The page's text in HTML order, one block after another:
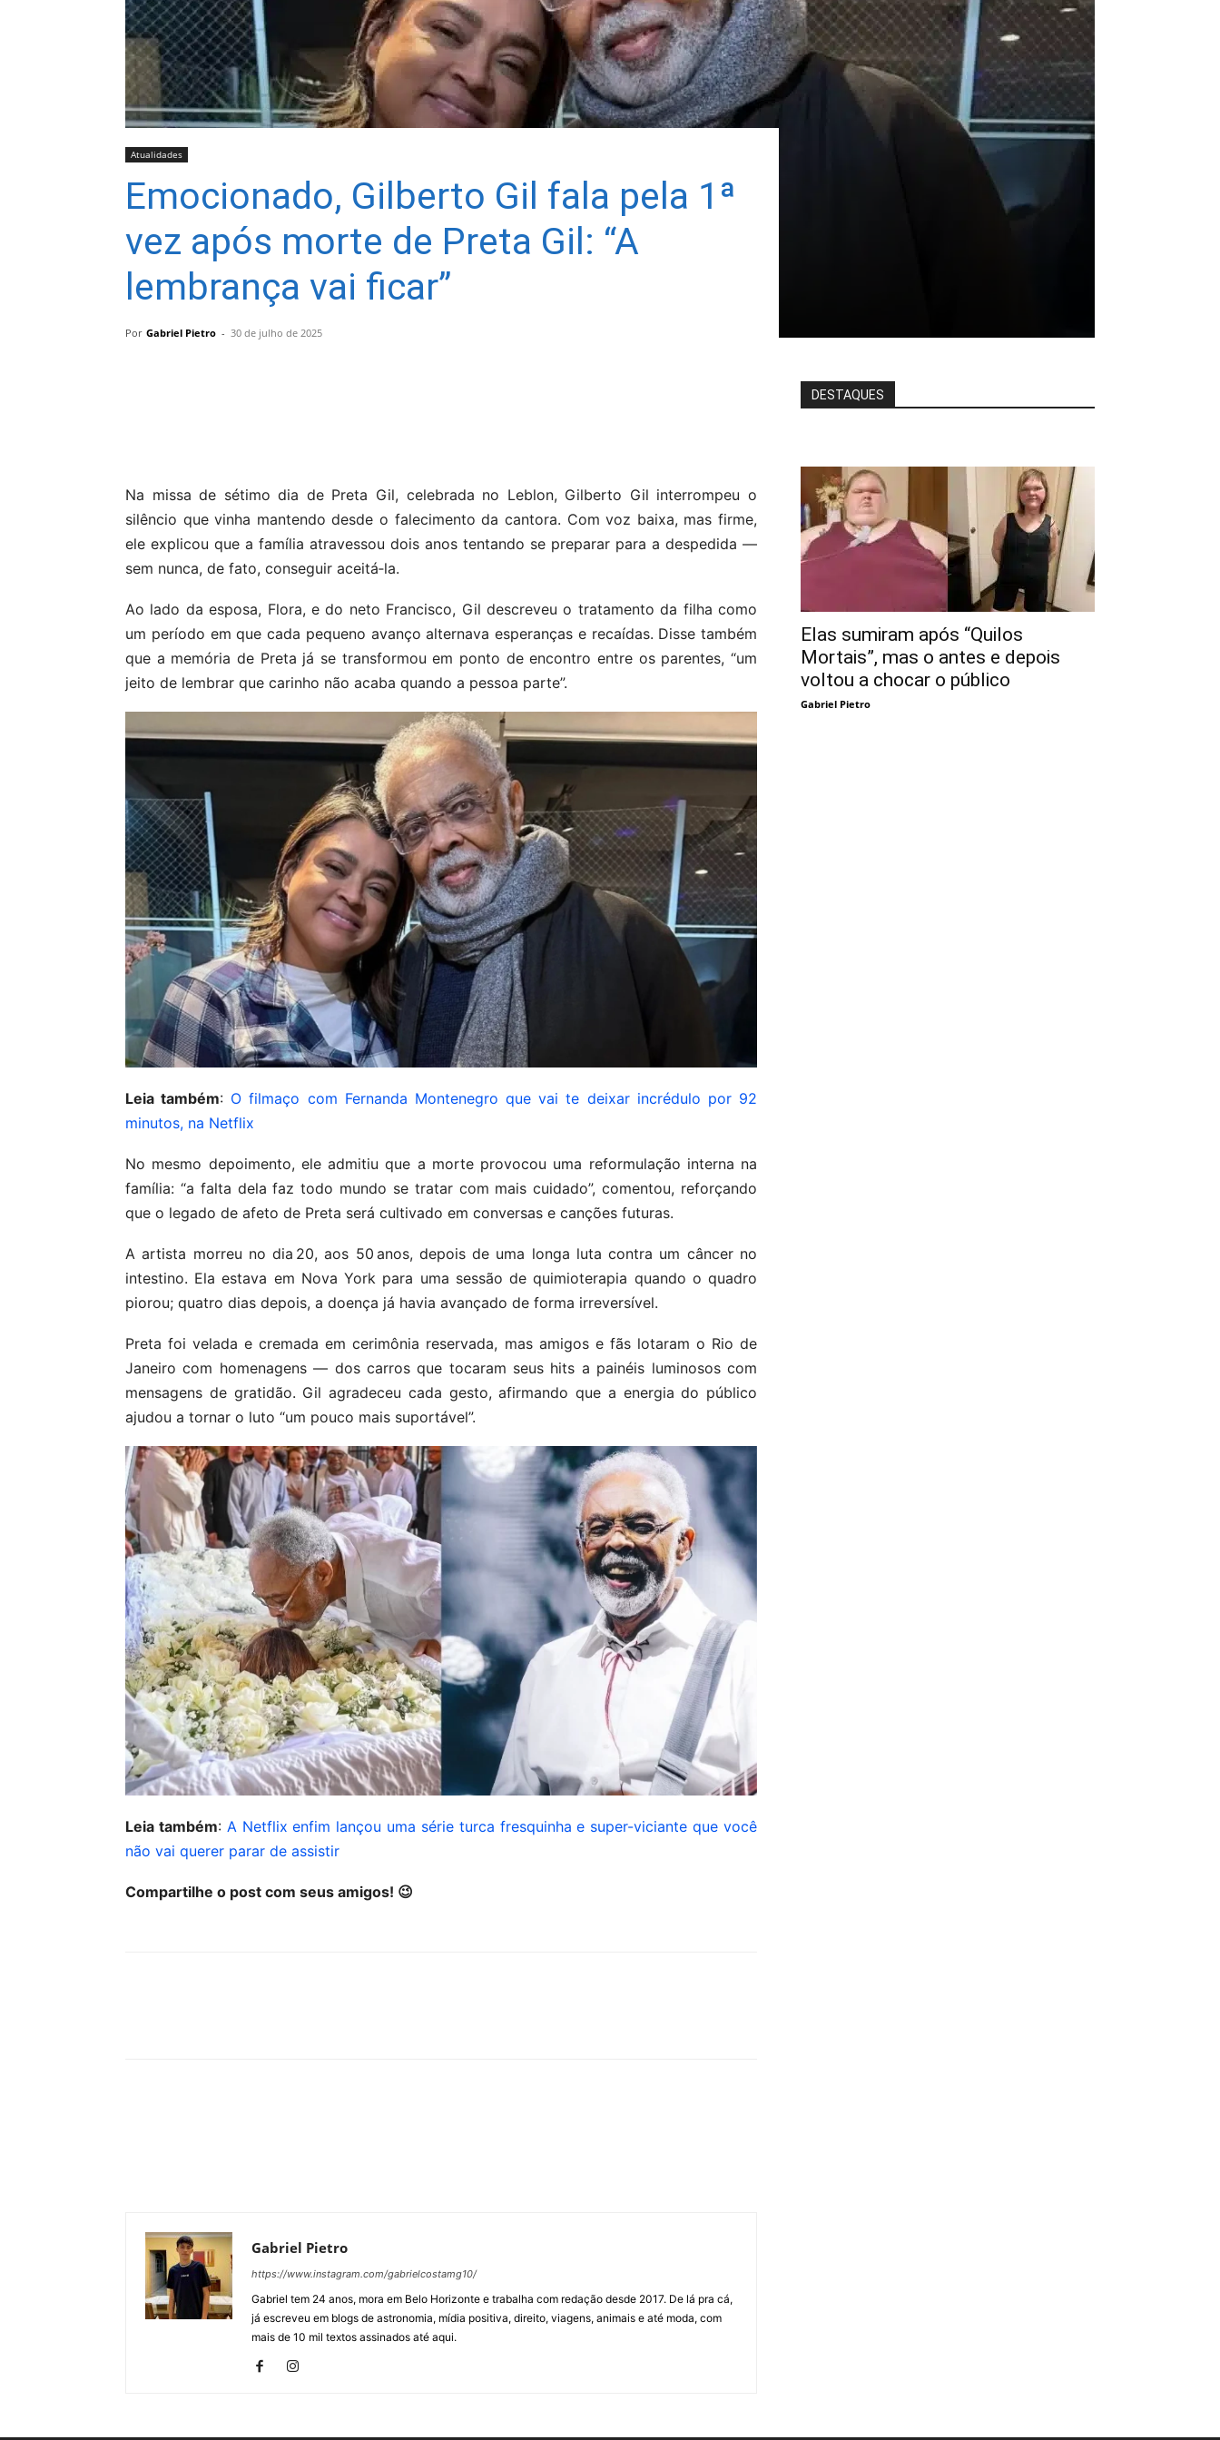
Atualidades
Emocionado, Gilberto Gil fala pela 1ª
vez após morte de Preta Gil: “A
lembrança vai ficar”
Por Gabriel Pietro - 30 de julho de 2025
Na missa de sétimo dia de Preta Gil, celebrada no Leblon, Gilberto Gil interrompeu o
silêncio que vinha mantendo desde o falecimento da cantora. Com voz baixa, mas firme,
ele explicou que a família atravessou dois anos tentando se preparar para a despedida —
sem nunca, de fato, conseguir aceitá‑la.
Ao lado da esposa, Flora, e do neto Francisco, Gil descreveu o tratamento da filha como
um período em que cada pequeno avanço alternava esperanças e recaídas. Disse também
que a memória de Preta já se transformou em ponto de encontro entre os parentes, “um
jeito de lembrar que carinho não acaba quando a pessoa parte”.
Leia também: O filmaço com Fernanda Montenegro que vai te deixar incrédulo por 92
minutos, na Netflix
No mesmo depoimento, ele admitiu que a morte provocou uma reformulação interna na
família: “a falta dela faz todo mundo se tratar com mais cuidado”, comentou, reforçando
que o legado de afeto de Preta será cultivado em conversas e canções futuras.
A artista morreu no dia 20, aos 50 anos, depois de uma longa luta contra um câncer no
intestino. Ela estava em Nova York para uma sessão de quimioterapia quando o quadro
piorou; quatro dias depois, a doença já havia avançado de forma irreversível.
Preta foi velada e cremada em cerimônia reservada, mas amigos e fãs lotaram o Rio de
Janeiro com homenagens — dos carros que tocaram seus hits a painéis luminosos com
mensagens de gratidão. Gil agradeceu cada gesto, afirmando que a energia do público
ajudou a tornar o luto “um pouco mais suportável”.
Leia também: A Netflix enfim lançou uma série turca fresquinha e super-viciante que você
não vai querer parar de assistir
Compartilhe o post com seus amigos! 😉
Gabriel Pietro
https://www.instagram.com/gabrielcostamg10/
Gabriel tem 24 anos, mora em Belo Horizonte e trabalha com redação desde 2017. De lá pra cá,
já escreveu em blogs de astronomia, mídia positiva, direito, viagens, animais e até moda, com
mais de 10 mil textos assinados até aqui.
DESTAQUES
Elas sumiram após “Quilos
Mortais”, mas o antes e depois
voltou a chocar o público
Gabriel Pietro